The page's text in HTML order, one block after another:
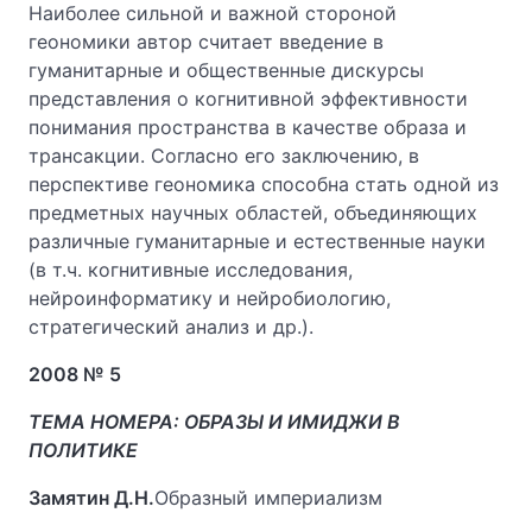
Наиболее сильной и важной стороной
геономики автор считает введение в
гуманитарные и общественные дискурсы
представления о когнитивной эффективности
понимания пространства в качестве образа и
трансакции. Согласно его заключению, в
перспективе геономика способна стать одной из
предметных научных областей, объединяющих
различные гуманитарные и естественные науки
(в т.ч. когнитивные исследования,
нейроинформатику и нейробиологию,
стратегический анализ и др.).
2008 № 5
ТЕМА НОМЕРА: ОБРАЗЫ И ИМИДЖИ В
ПОЛИТИКЕ
Замятин Д.Н.Образный империализм